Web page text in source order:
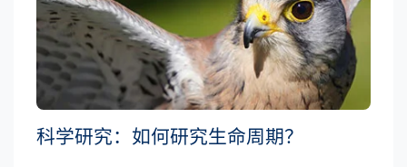
科学研究：如何研究生命周期？